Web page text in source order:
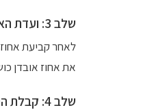
שלב 3: ועדת האכ"ע (אובדן כושר עבודה)
לאחר קביעת
את אחוז אובדן
שלב 4: קבלת ההחלטה וערעור